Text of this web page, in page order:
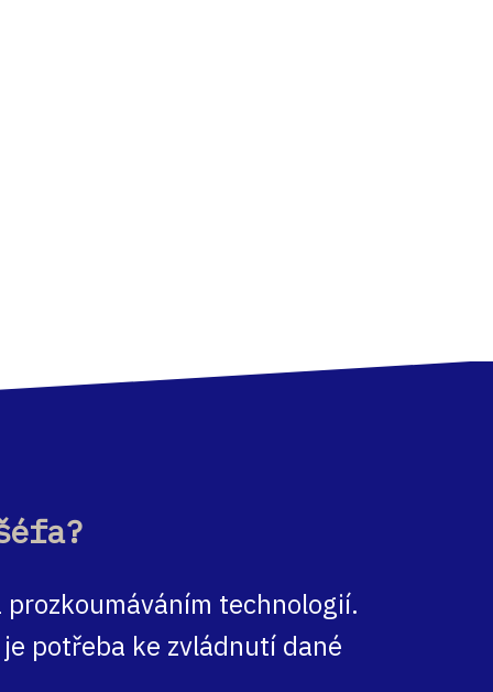
technologií.
potřeba ke zvládnutí dané